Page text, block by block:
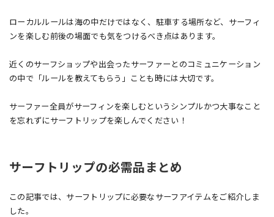
ローカルルールは海の中だけではなく、駐車する場所など、サーフィ
ンを楽しむ前後の場面でも気をつけるべき点はあります。
近くのサーフショップや出会ったサーファーとのコミュニケーション
の中で「ルールを教えてもらう」ことも時には大切です。
サーファー全員がサーフィンを楽しむというシンプルかつ大事なこと
を忘れずにサーフトリップを楽しんでください！
サーフトリップの必需品まとめ
この記事では、サーフトリップに必要なサーフアイテムをご紹介しま
した。